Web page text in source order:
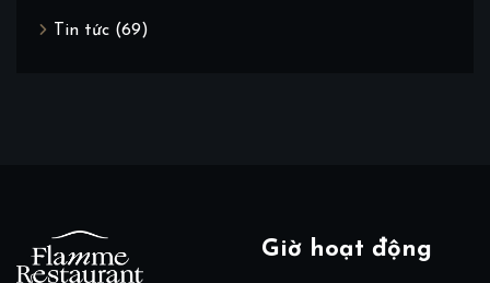
Tin tức (69)
Giờ hoạt động